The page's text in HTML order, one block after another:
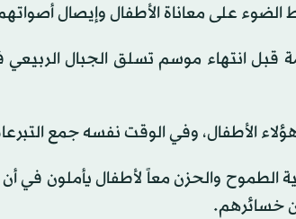
على معاناة الأطفال وإيصال
انتهاء موسم تسلق الجبال الربيعي في
الأطفال، وفي الوقت نفسه جمع
الطموح والحزن معاً لأطفال يأملون في
خسائرهم.